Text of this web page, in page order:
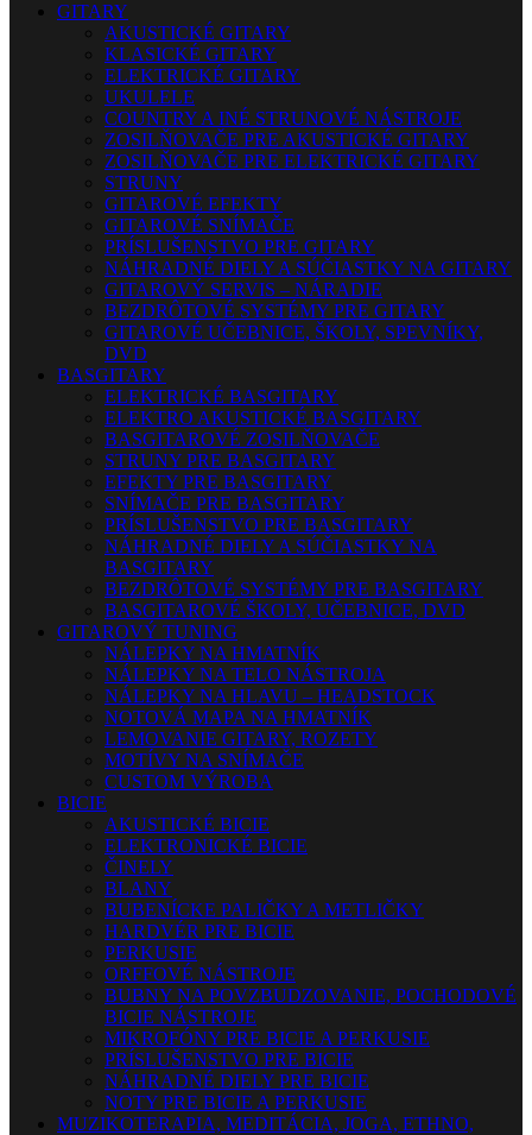
GITARY
AKUSTICKÉ GITARY
KLASICKÉ GITARY
ELEKTRICKÉ GITARY
UKULELE
COUNTRY A INÉ STRUNOVÉ NÁSTROJE
ZOSILŇOVAČE PRE AKUSTICKÉ GITARY
ZOSILŇOVAČE PRE ELEKTRICKÉ GITARY
STRUNY
GITAROVÉ EFEKTY
GITAROVÉ SNÍMAČE
PRÍSLUŠENSTVO PRE GITARY
NÁHRADNÉ DIELY A SÚČIASTKY NA GITARY
GITAROVÝ SERVIS – NÁRADIE
BEZDRÔTOVÉ SYSTÉMY PRE GITARY
GITAROVÉ UČEBNICE, ŠKOLY, SPEVNÍKY,
DVD
BASGITARY
ELEKTRICKÉ BASGITARY
ELEKTRO AKUSTICKÉ BASGITARY
BASGITAROVÉ ZOSILŇOVAČE
STRUNY PRE BASGITARY
EFEKTY PRE BASGITARY
SNÍMAČE PRE BASGITARY
PRÍSLUŠENSTVO PRE BASGITARY
NÁHRADNÉ DIELY A SÚČIASTKY NA
BASGITARY
BEZDRÔTOVÉ SYSTÉMY PRE BASGITARY
BASGITAROVÉ ŠKOLY, UČEBNICE, DVD
GITAROVÝ TUNING
NÁLEPKY NA HMATNÍK
NÁLEPKY NA TELO NÁSTROJA
NÁLEPKY NA HLAVU – HEADSTOCK
NOTOVÁ MAPA NA HMATNÍK
LEMOVANIE GITARY, ROZETY
MOTÍVY NA SNÍMAČE
CUSTOM VÝROBA
BICIE
AKUSTICKÉ BICIE
ELEKTRONICKÉ BICIE
ČINELY
BLANY
BUBENÍCKE PALIČKY A METLIČKY
HARDVÉR PRE BICIE
PERKUSIE
ORFFOVÉ NÁSTROJE
BUBNY NA POVZBUDZOVANIE, POCHODOVÉ
BICIE NÁSTROJE
MIKROFÓNY PRE BICIE A PERKUSIE
PRÍSLUŠENSTVO PRE BICIE
NÁHRADNÉ DIELY PRE BICIE
NOTY PRE BICIE A PERKUSIE
MUZIKOTERAPIA, MEDITÁCIA, JOGA, ETHNO,